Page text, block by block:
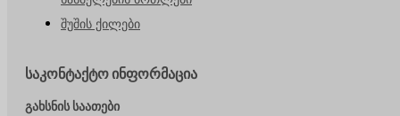
შუშის ქილები
საკონტაქტო ინფორმაცია
გახსნის საათები